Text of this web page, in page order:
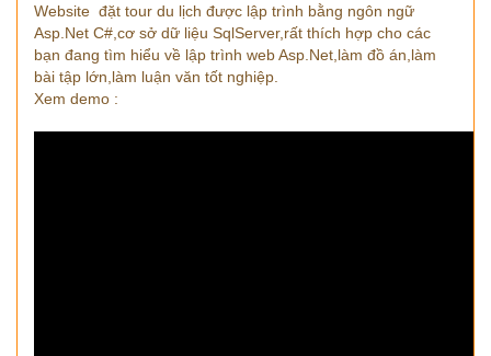
Website đặt tour du lịch được lập trình bằng ngôn ngữ
Asp.Net C#,cơ sở dữ liệu SqlServer,rất thích hợp cho các
bạn đang tìm hiểu về lập trình web Asp.Net,làm đồ án,làm
bài tập lớn,làm luận văn tốt nghiệp.
Xem demo :